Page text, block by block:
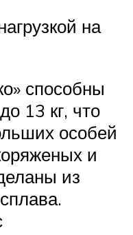
на
способны
13 кг, что
особей
и
из